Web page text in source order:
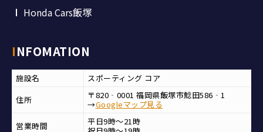
Honda Cars飯塚
INFOMATION
施設名
スポーティング コア
住所
〒820‐0001 福岡県飯塚市鯰田586‐1
→Googleマップ見る
営業時間
平日9時～21時